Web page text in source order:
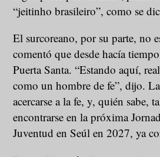
“jeitinho brasileiro”, como se
El surcoreano, por su parte, no
comentó que desde hacía
Puerta Santa. “Estando aquí,
como un hombre de fe”, dijo.
acercarse a la fe, y, quién sabe,
encontrarse en la próxima
Juventud en Seúl en 2027, ya